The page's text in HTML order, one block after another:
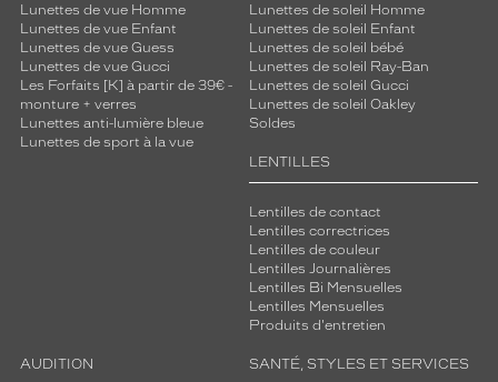
Lunettes de vue Homme
Lunettes de vue Enfant
Lunettes de vue Guess
Lunettes de vue Gucci
Les Forfaits [K] à partir de 39€ -
monture + verres
Lunettes anti-lumière bleue
Lunettes de sport à la vue
Lunettes de soleil Homme
Lunettes de soleil Enfant
Lunettes de soleil bébé
Lunettes de soleil Ray-Ban
Lunettes de soleil Gucci
Lunettes de soleil Oakley
Soldes
LENTILLES
Lentilles de contact
Lentilles correctrices
Lentilles de couleur
Lentilles Journalières
Lentilles Bi Mensuelles
Lentilles Mensuelles
Produits d'entretien
AUDITION SANTÉ, STYLES ET SERVICES